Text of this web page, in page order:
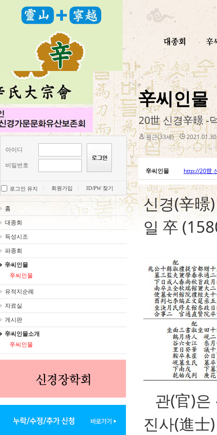
아이디
비밀번호
로그인 유지 회원가입 ID/PW 찾기
홈
대종회
득성시조
파종회
辛씨인물
辛씨인물
유적지순례
자료실
게시판
辛씨인물소개
辛씨인물
辛씨인물
20世 신경辛暻 -
원근(33세)
辛씨인물 http://20世
신경(辛
일 卒 (
관(官)은
진사(進士)